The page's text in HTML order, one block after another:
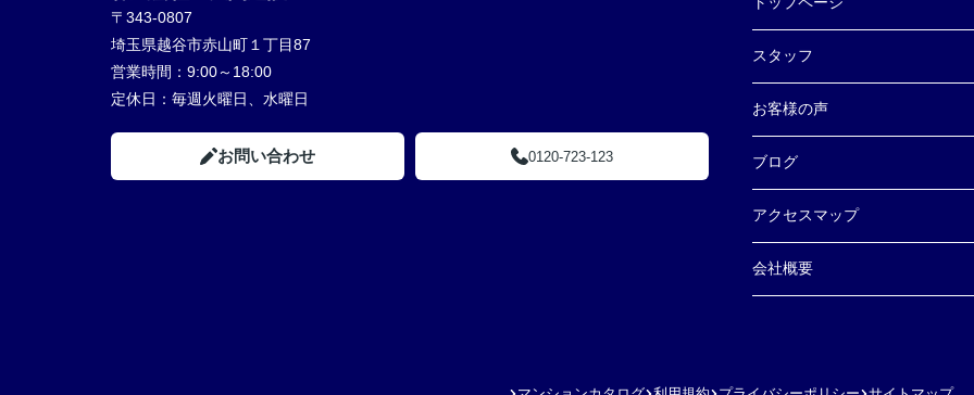
〒343-0807
埼玉県越谷市赤山町１丁目87
営業時間： 9:00～18:00
定休日： 毎週火曜日、水曜日
お問い合わせ 0120-723-123
スタッフ
お客様の声
ブログ
アクセスマップ
会社概要